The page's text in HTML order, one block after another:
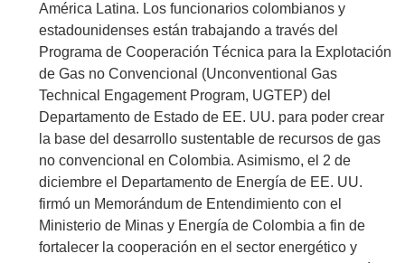
América Latina. Los funcionarios colombianos y
estadounidenses están trabajando a través del
Programa de Cooperación Técnica para la Explotación
de Gas no Convencional (Unconventional Gas
Technical Engagement Program, UGTEP) del
Departamento de Estado de EE. UU. para poder crear
la base del desarrollo sustentable de recursos de gas
no convencional en Colombia. Asimismo, el 2 de
diciembre el Departamento de Energía de EE. UU.
firmó un Memorándum de Entendimiento con el
Ministerio de Minas y Energía de Colombia a fin de
fortalecer la cooperación en el sector energético y